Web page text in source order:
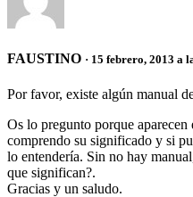
FAUSTINO · 15 febrero, 2013 a
Por favor, existe algún manual
Os lo pregunto porque aparecen
comprendo su significado y si
lo entendería. Sin no hay
que significan?.
Gracias y un saludo.